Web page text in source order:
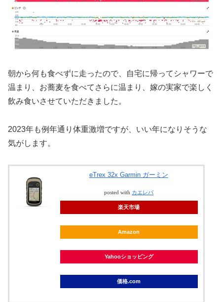
朝から何も食べずに走ったので、自宅に帰ってシャワーで
温まり、お蕎麦を食べてさらに温まり、嫁の実家で楽しく
飲み食いさせていただきました。
2023年も例年通り体重激増ですが、いい年になりそうな
気がします。
eTrex 32x Garmin ガーミン
posted with カエレバ
楽天市場
Amazon
Yahooショッピング
価格.com